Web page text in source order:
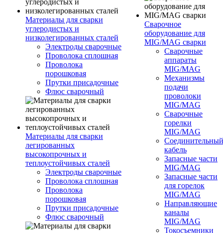
Материалы для сварки
углеродистых и
низколегированных сталей
Электроды сварочные
Проволока сплошная
Проволока
порошковая
Прутки присадочные
Флюс сварочный
Материалы для сварки
легированных
высокопрочных и
теплоустойчивых сталей
Электроды сварочные
Проволока сплошная
Проволока
порошковая
Прутки присадочные
Флюс сварочный
Сварочное
оборудование для
MIG/MAG сварки
Сварочные
аппараты
MIG/MAG
Механизмы
подачи
проволоки
MIG/MAG
Сварочные
горелки
MIG/MAG
Соединительный
кабель
Запасные части
MIG/MAG
Запасные части
для горелок
MIG/MAG
Направляющие
каналы
MIG/MAG
Токосъемники